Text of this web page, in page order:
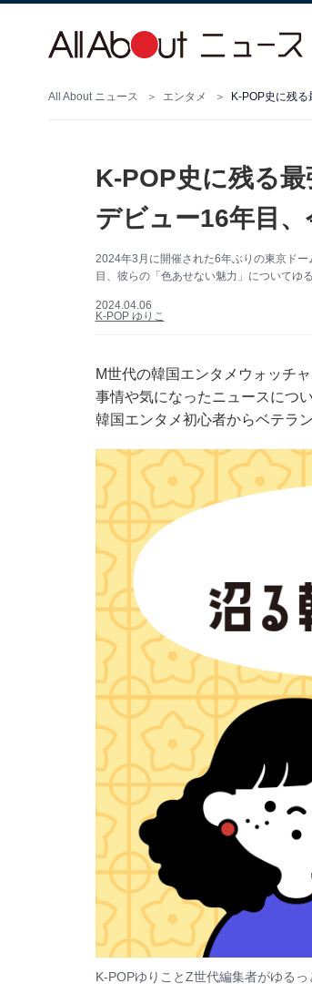
All About ニュース エンタメ
K-POP史に残る
デビュー16年目
2024年3月に開催された6年ぶりの東京ド
目、彼らの「色あせない魅力」についてゆ
2024.04.06
K-POP ゆりこ
M世代の韓国エンタメウォッチ
事情や気になったニュースにつ
韓国エンタメ初心者からベテラ
K-POPゆりことZ世代編集者がゆるっ